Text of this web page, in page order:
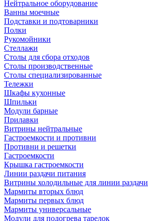
Нейтральное оборудование
Ванны моечные
Подставки и подтоварники
Полки
Рукомойники
Стеллажи
Столы для сбора отходов
Столы производственные
Столы специализированные
Тележки
Шкафы кухонные
Шпильки
Модули барные
Прилавки
Витрины нейтральные
Гастроемкости и противни
Противни и решетки
Гастроемкости
Крышка гастроемкости
Линии раздачи питания
Витрины холодильные для линии раздачи
Мармиты вторых блюд
Мармиты первых блюд
Мармиты универсальные
Модули для подогрева тарелок